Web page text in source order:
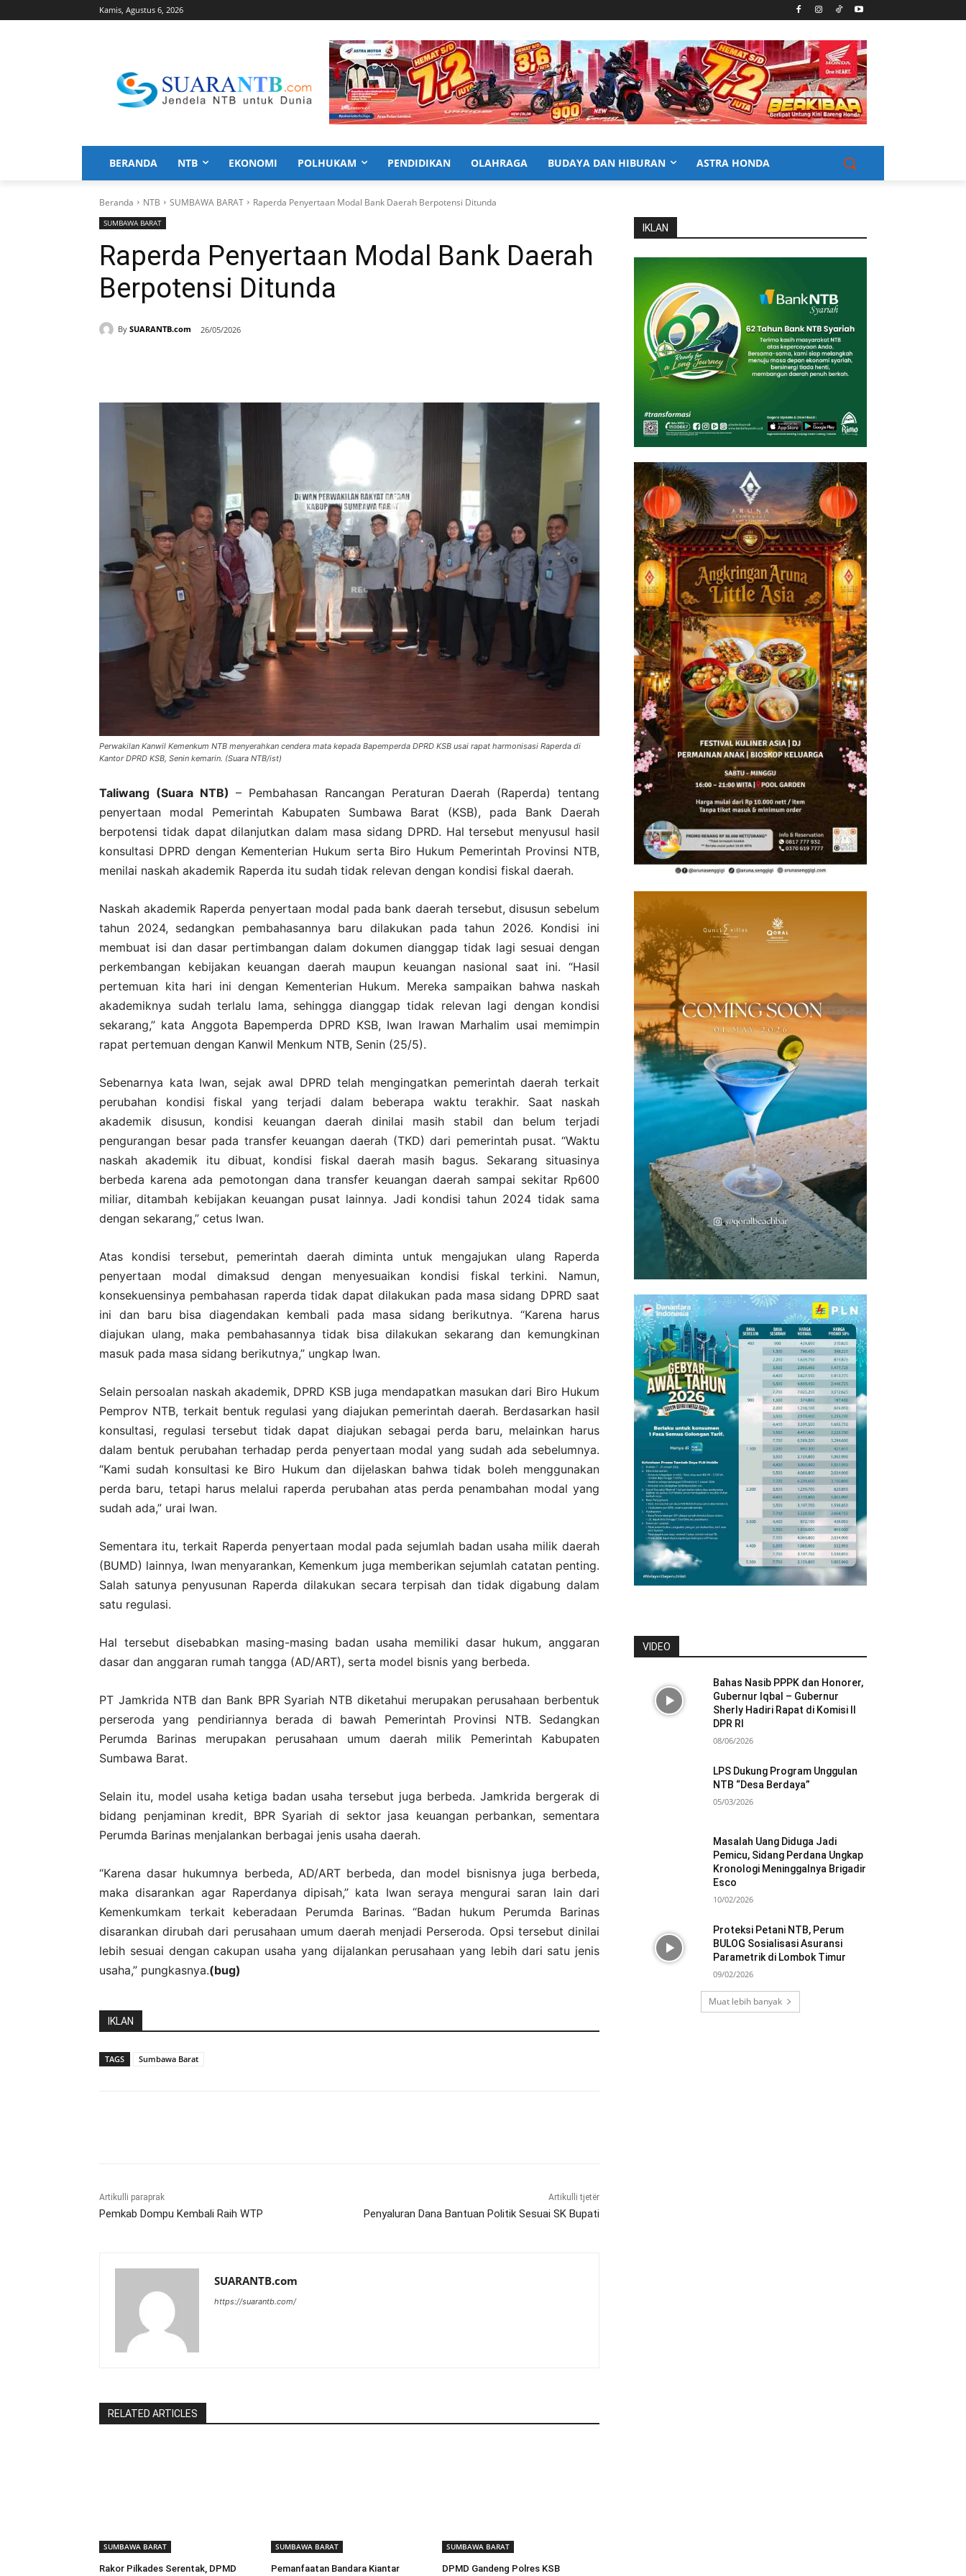
Kamis, Agustus 6, 2026
BERANDA NTB EKONOMI POLHUKAM PENDIDIKAN OLAHRAGA BUDAYA DAN HIBURAN ASTRA HONDA
Beranda NTB SUMBAWA BARAT Raperda Penyertaan Modal Bank Daerah Berpotensi Ditunda
SUMBAWA BARAT
Raperda Penyertaan Modal Bank Daerah
Berpotensi Ditunda
By SUARANTB.com 26/05/2026
Perwakilan Kanwil Kemenkum NTB menyerahkan cendera mata kepada Bapemperda DPRD KSB usai rapat harmonisasi Raperda di
Kantor DPRD KSB, Senin kemarin. (Suara NTB/ist)
Taliwang (Suara NTB) – Pembahasan Rancangan Peraturan Daerah (Raperda) tentang
penyertaan modal Pemerintah Kabupaten Sumbawa Barat (KSB), pada Bank Daerah
berpotensi tidak dapat dilanjutkan dalam masa sidang DPRD. Hal tersebut menyusul hasil
konsultasi DPRD dengan Kementerian Hukum serta Biro Hukum Pemerintah Provinsi NTB,
menilai naskah akademik Raperda itu sudah tidak relevan dengan kondisi fiskal daerah.
Naskah akademik Raperda penyertaan modal pada bank daerah tersebut, disusun sebelum
tahun 2024, sedangkan pembahasannya baru dilakukan pada tahun 2026. Kondisi ini
membuat isi dan dasar pertimbangan dalam dokumen dianggap tidak lagi sesuai dengan
perkembangan kebijakan keuangan daerah maupun keuangan nasional saat ini. “Hasil
pertemuan kita hari ini dengan Kementerian Hukum. Mereka sampaikan bahwa naskah
akademiknya sudah terlalu lama, sehingga dianggap tidak relevan lagi dengan kondisi
sekarang,” kata Anggota Bapemperda DPRD KSB, Iwan Irawan Marhalim usai memimpin
rapat pertemuan dengan Kanwil Menkum NTB, Senin (25/5).
Sebenarnya kata Iwan, sejak awal DPRD telah mengingatkan pemerintah daerah terkait
perubahan kondisi fiskal yang terjadi dalam beberapa waktu terakhir. Saat naskah
akademik disusun, kondisi keuangan daerah dinilai masih stabil dan belum terjadi
pengurangan besar pada transfer keuangan daerah (TKD) dari pemerintah pusat. “Waktu
naskah akademik itu dibuat, kondisi fiskal daerah masih bagus. Sekarang situasinya
berbeda karena ada pemotongan dana transfer keuangan daerah sampai sekitar Rp600
miliar, ditambah kebijakan keuangan pusat lainnya. Jadi kondisi tahun 2024 tidak sama
dengan sekarang,” cetus Iwan.
Atas kondisi tersebut, pemerintah daerah diminta untuk mengajukan ulang Raperda
penyertaan modal dimaksud dengan menyesuaikan kondisi fiskal terkini. Namun,
konsekuensinya pembahasan raperda tidak dapat dilakukan pada masa sidang DPRD saat
ini dan baru bisa diagendakan kembali pada masa sidang berikutnya. “Karena harus
diajukan ulang, maka pembahasannya tidak bisa dilakukan sekarang dan kemungkinan
masuk pada masa sidang berikutnya,” ungkap Iwan.
Selain persoalan naskah akademik, DPRD KSB juga mendapatkan masukan dari Biro Hukum
Pemprov NTB, terkait bentuk regulasi yang diajukan pemerintah daerah. Berdasarkan hasil
konsultasi, regulasi tersebut tidak dapat diajukan sebagai perda baru, melainkan harus
dalam bentuk perubahan terhadap perda penyertaan modal yang sudah ada sebelumnya.
“Kami sudah konsultasi ke Biro Hukum dan dijelaskan bahwa tidak boleh menggunakan
perda baru, tetapi harus melalui raperda perubahan atas perda penambahan modal yang
sudah ada,” urai Iwan.
Sementara itu, terkait Raperda penyertaan modal pada sejumlah badan usaha milik daerah
(BUMD) lainnya, Iwan menyarankan, Kemenkum juga memberikan sejumlah catatan penting.
Salah satunya penyusunan Raperda dilakukan secara terpisah dan tidak digabung dalam
satu regulasi.
Hal tersebut disebabkan masing-masing badan usaha memiliki dasar hukum, anggaran
dasar dan anggaran rumah tangga (AD/ART), serta model bisnis yang berbeda.
PT Jamkrida NTB dan Bank BPR Syariah NTB diketahui merupakan perusahaan berbentuk
perseroda yang pendiriannya berada di bawah Pemerintah Provinsi NTB. Sedangkan
Perumda Barinas merupakan perusahaan umum daerah milik Pemerintah Kabupaten
Sumbawa Barat.
Selain itu, model usaha ketiga badan usaha tersebut juga berbeda. Jamkrida bergerak di
bidang penjaminan kredit, BPR Syariah di sektor jasa keuangan perbankan, sementara
Perumda Barinas menjalankan berbagai jenis usaha daerah.
“Karena dasar hukumnya berbeda, AD/ART berbeda, dan model bisnisnya juga berbeda,
maka disarankan agar Raperdanya dipisah,” kata Iwan seraya mengurai saran lain dari
Kemenkumkam terkait keberadaan Perumda Barinas. “Badan hukum Perumda Barinas
disarankan dirubah dari perusahaan umum daerah menjadi Perseroda. Opsi tersebut dinilai
lebih sesuai dengan cakupan usaha yang dijalankan perusahaan yang lebih dari satu jenis
usaha,” pungkasnya.(bug)
IKLAN
TAGS Sumbawa Barat
Artikulli paraprak
Pemkab Dompu Kembali Raih WTP
Artikulli tjetër
Penyaluran Dana Bantuan Politik Sesuai SK Bupati
SUARANTB.com
https://suarantb.com/
RELATED ARTICLES
SUMBAWA BARAT
Rakor Pilkades Serentak, DPMD
SUMBAWA BARAT
Pemanfaatan Bandara Kiantar
SUMBAWA BARAT
DPMD Gandeng Polres KSB
IKLAN
VIDEO
Bahas Nasib PPPK dan Honorer,
Gubernur Iqbal – Gubernur
Sherly Hadiri Rapat di Komisi II
DPR RI
08/06/2026
LPS Dukung Program Unggulan
NTB “Desa Berdaya”
05/03/2026
Masalah Uang Diduga Jadi
Pemicu, Sidang Perdana Ungkap
Kronologi Meninggalnya Brigadir
Esco
10/02/2026
Proteksi Petani NTB, Perum
BULOG Sosialisasi Asuransi
Parametrik di Lombok Timur
09/02/2026
Muat lebih banyak